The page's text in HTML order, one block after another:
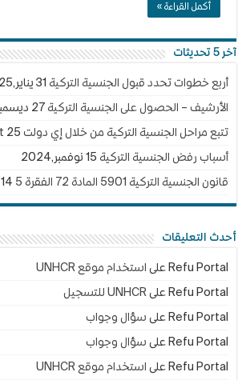
أكمل القراءة »
آخر 5 تحديثات
أربع خطوات تحدد قبول الجنسية التركية 31 يناير,2025
الأرشيف – الحصول على الجنسية التركية 27 ديسمبر,2024
تتبع مراحل الجنسية التركية من خلال إي دولت e devlet 25 نوفمبر,2024
أسباب رفض الجنسية التركية 15 نوفمبر,2024
قانون الجنسية التركية 5901 المادة 72 الفقرة 5 14 نوفمبر,2024
أحدث التعليقات
Refu Portal على استخدام موقع UNHCR
Refu Portal علىUNHCR للتسجيل
Refu Portal على سؤال وجواب
Refu Portal على سؤال وجواب
Refu Portal على استخدام موقع UNHCR